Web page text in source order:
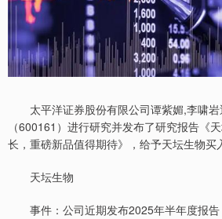
太平洋证券股份有限公司谭紫媚,李啸岩
（600161）进行研究并发布了研究报告《
长，重磅新品值得期待》，给予天坛生物买
天坛生物
事件：公司近期发布2025年半年度报告